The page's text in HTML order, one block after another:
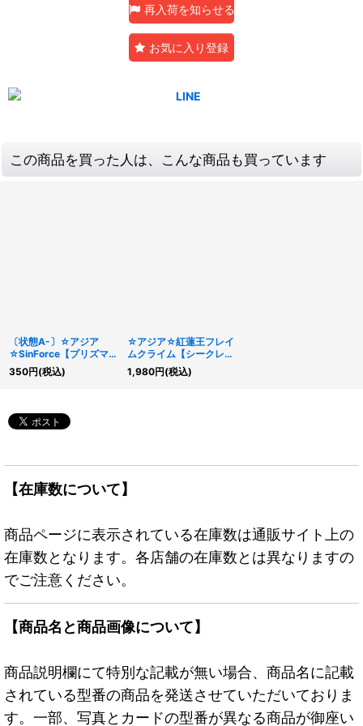
再入荷を知らせる
お気に入り登録
この商品を買った人は、こんな商品も買っています
〔状態A-〕☆アジア
☆SinForce【プリズマ
ティックシークレット】
{アジアLOCH-JP022}
350円(税込)
☆アジア☆紅蓮王フレイ
ムクライム【シークレッ
トSPECIAL RED Ver.】
{アジア24PP-JP008}
1,980円(税込)
【在庫数について】
商品ページに表示されている在庫数は通販サイト上の
在庫数となります。各店舗の在庫数とは異なりますの
でご注意ください。
【商品名と商品画像について】
商品説明欄にて特別な記載が無い場合、商品名に記載
されている型番の商品を発送させていただいておりま
す。一部、写真とカードの型番が異なる商品が御座い